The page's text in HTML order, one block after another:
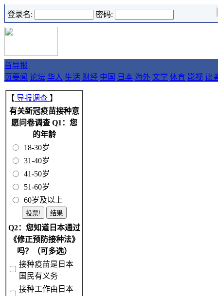
登录名: 密码:
首
页
导报
要闻 论坛 华人 生活 财经 中国 日本 海外 文学 体育 影视 读
【 导报调查 】
有关新冠疫苗接种意
愿问卷调查 Q1：您
的年龄
18-30岁
31-40岁
41-50岁
51-60岁
60岁及以上
Q2：您知道日本通过
《修正预防接种法》
吗？（可多选）
接种疫苗是日本
国民有义务
接种工作由日本